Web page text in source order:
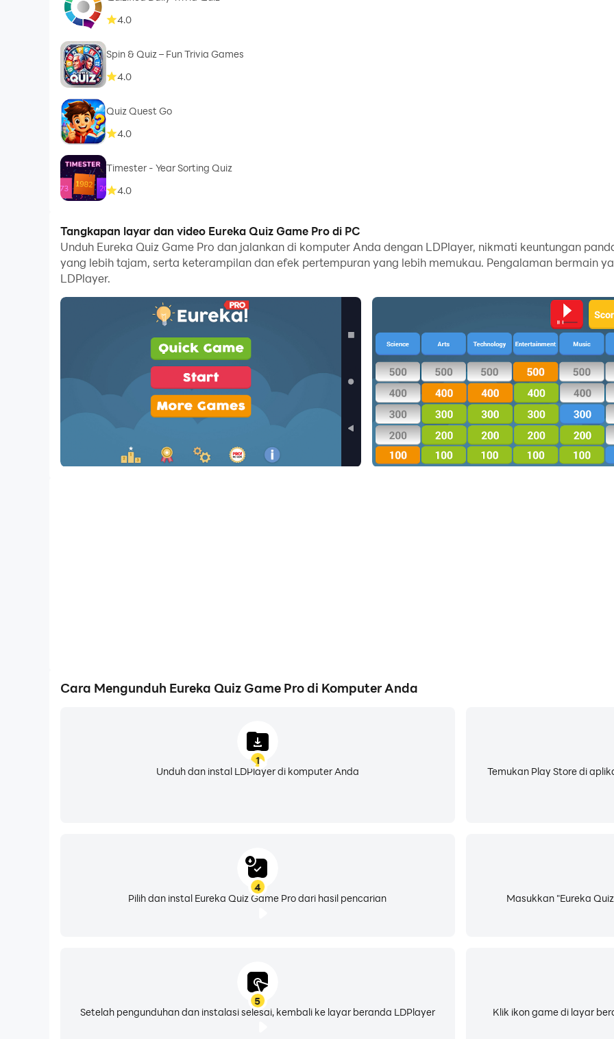
4.0
Spin & Quiz – Fun Trivia Games
4.0
Quiz Quest Go
4.0
Timester - Year Sorting Quiz
4.0
Tangkapan layar dan video Eureka Quiz Game Pro di PC
Unduh Eureka Quiz Game Pro dan jalankan di komputer Anda dengan LDPlayer, nikmati keuntungan
yang lebih tajam, serta keterampilan dan efek pertempuran yang lebih memukau. Pengalaman bermain
LDPlayer.
Cara Mengunduh Eureka Quiz Game Pro di Komputer Anda
1
Unduh dan instal LDPlayer di komputer Anda
Temukan Play Store di
Masukkan "Eureka
4
Pilih dan instal Eureka Quiz Game Pro dari hasil pencarian
5
Setelah pengunduhan dan instalasi selesai, kembali ke layar beranda LDPlayer
Klik ikon game di layar